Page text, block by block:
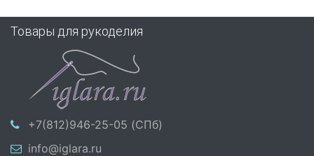
Товары для рукоделия
+7(812)946-25-05 (СПб)
info@iglara.ru